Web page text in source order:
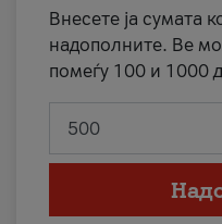
Внесете ја сумата
надополните. Ве
помеѓу 100 и 1000